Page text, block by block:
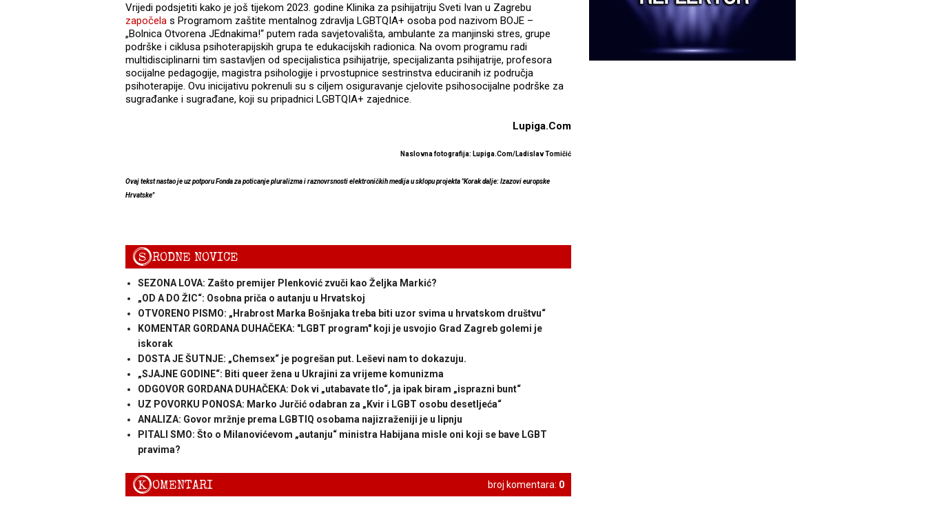
Vrijedi podsjetiti kako je još tijekom 2023. godine Klinika za psihijatriju Sveti Ivan u Zagrebu
započela s Programom zaštite mentalnog zdravlja LGBTQIA+ osoba pod nazivom BOJE –
„Bolnica Otvorena JEdnakima!“ putem rada savjetovališta, ambulante za manjinski stres, grupe
podrške i ciklusa psihoterapijskih grupa te edukacijskih radionica. Na ovom programu radi
multidisciplinarni tim sastavljen od specijalistica psihijatrije, specijalizanta psihijatrije, profesora
socijalne pedagogije, magistra psihologije i prvostupnice sestrinstva educiranih iz područja
psihoterapije. Ovu inicijativu pokrenuli su s ciljem osiguravanje cjelovite psihosocijalne podrške za
sugrađanke i sugrađane, koji su pripadnici LGBTQIA+ zajednice.
Lupiga.Com
Naslovna fotografija: Lupiga.Com/Ladislav Tomičić
Ovaj tekst nastao je uz potporu Fonda za poticanje pluralizma i raznovrsnosti elektroničkih medija u sklopu projekta "Korak dalje: Izazovi europske
Hrvatske"
SRODNE NOVICE
SEZONA LOVA: Zašto premijer Plenković zvuči kao Željka Markić?
„OD A DO ŽIC“: Osobna priča o autanju u Hrvatskoj
OTVORENO PISMO: „Hrabrost Marka Bošnjaka treba biti uzor svima u hrvatskom društvu“
KOMENTAR GORDANA DUHAČEKA: "LGBT program" koji je usvojio Grad Zagreb golemi je
iskorak
DOSTA JE ŠUTNJE: „Chemsex“ je pogrešan put. Leševi nam to dokazuju.
„SJAJNE GODINE“: Biti queer žena u Ukrajini za vrijeme komunizma
ODGOVOR GORDANA DUHAČEKA: Dok vi „utabavate tlo“, ja ipak biram „isprazni bunt“
UZ POVORKU PONOSA: Marko Jurčić odabran za „Kvir i LGBT osobu desetljeća“
ANALIZA: Govor mržnje prema LGBTIQ osobama najizraženiji je u lipnju
PITALI SMO: Što o Milanovićevom „autanju“ ministra Habijana misle oni koji se bave LGBT
pravima?
broj komentara: 0
KOMENTARI